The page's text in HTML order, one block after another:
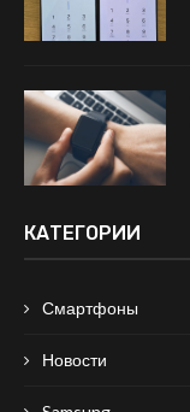
КАТЕГОРИИ
Смартфоны
Новости